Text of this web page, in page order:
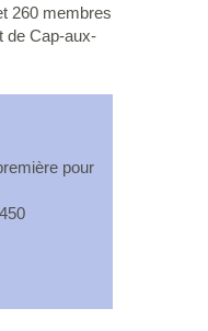
260 membres
de Cap-aux-
pour